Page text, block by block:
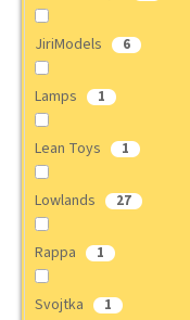
JiriModels 6
Lamps 1
Lean Toys 1
Lowlands 27
Rappa 1
Svojtka 1
a
?